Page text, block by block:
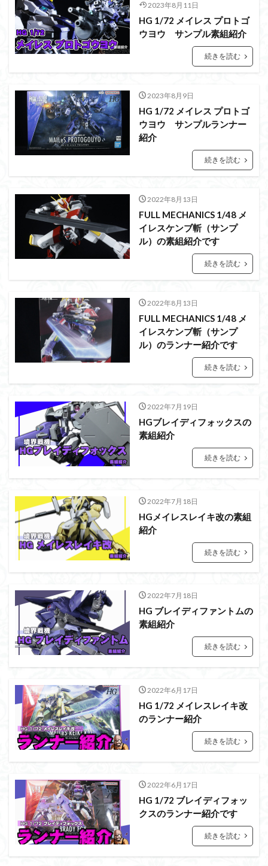
2023年8月11日
HG 1/72 メイレス プロトゴ
ウヨウ サンプル素組紹介
続きを読む
2023年8月9日
HG 1/72 メイレス プロトゴ
ウヨウ サンプルランナー
紹介
続きを読む
2022年8月13日
FULL MECHANICS 1/48 メ
イレスケンブ斬（サンプ
ル）の素組紹介です
続きを読む
2022年8月13日
FULL MECHANICS 1/48 メ
イレスケンブ斬（サンプ
ル）のランナー紹介です
続きを読む
2022年7月19日
HGブレイディフォックスの
素組紹介
続きを読む
2022年7月18日
HGメイレスレイキ改の素組
紹介
続きを読む
2022年7月18日
HG ブレイディファントムの
素組紹介
続きを読む
2022年6月17日
HG 1/72 メイレスレイキ改
のランナー紹介
続きを読む
2022年6月17日
HG 1/72 ブレイディフォッ
クスのランナー紹介です
続きを読む
くらくら・オブザデッドコンペ
くらくら・オブザデッドプラモコンペ
くらくら創彩少女庭園コンペ
アイドルマスター
アギト
アスカ
アリスギア・アイギス
アリス・ギア・アイギス
アーマードコア
アーマード・コア
ウマ娘
ウルトラマン
ウルトラマンZ
エクスプローリングラボネイチャー
エルガイム
エンドオブヒーローズ
オリジン
オルフェンズ
オーガス
ガオガイガー
ガンダム
ガンダムSEED
ガンダムW
ガンダムアーティファクト
ガンプラレビュー
ガンｘソード
ガールガンレディ
キングヘイロー
クウガ
ククルスドアン
クロスシルエット
グッドスマイルカンパニー
グランゾート
ゲッター
ゲッターアーク
ゲート処理
ゲート処理追加
コトブキヤ
コピック塗装
サムネ
シタデル
シタデルカラー
シャニマス
シンエヴァンゲリオン
シンデュアリティ
シン・エヴァンゲリオン劇場版
ジークアクス
スクウェア・エニックス
スターウォーズ
ストラクチャーアーツ
スパロボ
スパロボＯＧ
スミ入れ
スーパーロボット大戦
スーパーロボット大戦OG
セブンイレブン
ゼノギアス
ゾンビノイド
ダメージ表現
チトセリウム
ティタノマキア
ハイパークロームAg
バトローグ
バンダイ
パトレイバー
パーツ紹介
ビルドメタバース
ファフナー
フィギュア
フィギュアライズ・ラボ
フレームアームズ・ガール
フレームミュージック・ガール
ブレンパワード
プラノサウルス
プラフィア
プラモデル
プラモ紹介
プレミアムバンダイ
ボトムズ
ポケモン マクロス
マクロスF
マクロスΔ
マクロスデルタ
マクロスプラス
マクロス７
マジンガーZ
マックスファクトリー
ムーミンハウス
メガミデバイス
メッキ風塗装
モデロイド
モルカー
ヤマト